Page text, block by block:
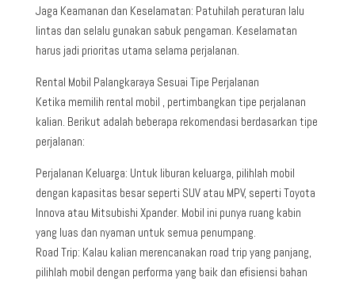
Jaga Keamanan dan Keselamatan: Patuhilah peraturan lalu
lintas dan selalu gunakan sabuk pengaman. Keselamatan
harus jadi prioritas utama selama perjalanan.
Rental Mobil Palangkaraya Sesuai Tipe Perjalanan
Ketika memilih rental mobil , pertimbangkan tipe perjalanan
kalian. Berikut adalah beberapa rekomendasi berdasarkan tipe
perjalanan:
Perjalanan Keluarga: Untuk liburan keluarga, pilihlah mobil
dengan kapasitas besar seperti SUV atau MPV, seperti Toyota
Innova atau Mitsubishi Xpander. Mobil ini punya ruang kabin
yang luas dan nyaman untuk semua penumpang.
Road Trip: Kalau kalian merencanakan road trip yang panjang,
pilihlah mobil dengan performa yang baik dan efisiensi bahan